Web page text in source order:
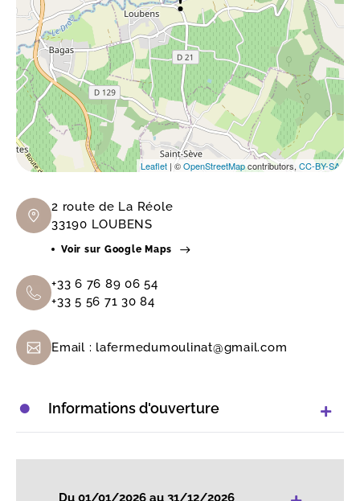
Leaflet | ©OpenStreetMapcontributors, CC-BY-SA
2 route de La Réole
33190 LOUBENS
Voir sur Google Maps
+33 6 76 89 06 54
+33 5 56 71 30 84
Email : lafermedumoulinat@gmail.com
Informations d'ouverture
Du 01/01/2026 au 31/12/2026